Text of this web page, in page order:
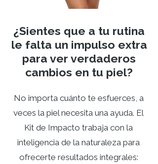
¿Sientes que a tu rutina
le falta un impulso extra
para ver verdaderos
cambios en tu piel?
No importa cuánto te esfuerces, a
veces la piel necesita una ayuda. El
Kit de Impacto trabaja con la
inteligencia de la naturaleza para
ofrecerte resultados integrales: